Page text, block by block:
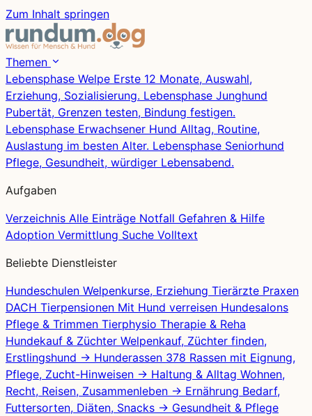
Zum Inhalt springen
Themen
Lebensphase Welpe Erste 12 Monate, Auswahl,
Erziehung, Sozialisierung. Lebensphase Junghund
Pubertät, Grenzen testen, Bindung festigen.
Lebensphase Erwachsener Hund Alltag, Routine,
Auslastung im besten Alter. Lebensphase Seniorhund
Pflege, Gesundheit, würdiger Lebensabend.
Aufgaben
Verzeichnis Alle Einträge Notfall Gefahren & Hilfe
Adoption Vermittlung Suche Volltext
Beliebte Dienstleister
Hundeschulen Welpenkurse, Erziehung Tierärzte Praxen
DACH Tierpensionen Mit Hund verreisen Hundesalons
Pflege & Trimmen Tierphysio Therapie & Reha
Hundekauf & Züchter Welpenkauf, Züchter finden,
Erstlingshund → Hunderassen 378 Rassen mit Eignung,
Pflege, Zucht-Hinweisen → Haltung & Alltag Wohnen,
Recht, Reisen, Zusammenleben → Ernährung Bedarf,
Futtersorten, Diäten, Snacks → Gesundheit & Pflege